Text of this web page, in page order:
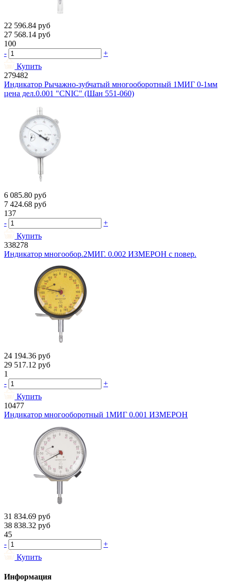
22 596.84 руб
27 568.14 руб
100
-
+
Купить
279482
Индикатор Рычажно-зубчатый многооборотный 1МИГ 0-1мм
цена дел.0.001 "CNIC" (Шан 551-060)
6 085.80 руб
7 424.68 руб
137
-
+
Купить
338278
Индикатор многообор.2МИГ. 0.002 ИЗМЕРОН с повер.
24 194.36 руб
29 517.12 руб
1
-
+
Купить
10477
Индикатор многооборотный 1МИГ 0.001 ИЗМЕРОН
31 834.69 руб
38 838.32 руб
45
-
+
Купить
Информация